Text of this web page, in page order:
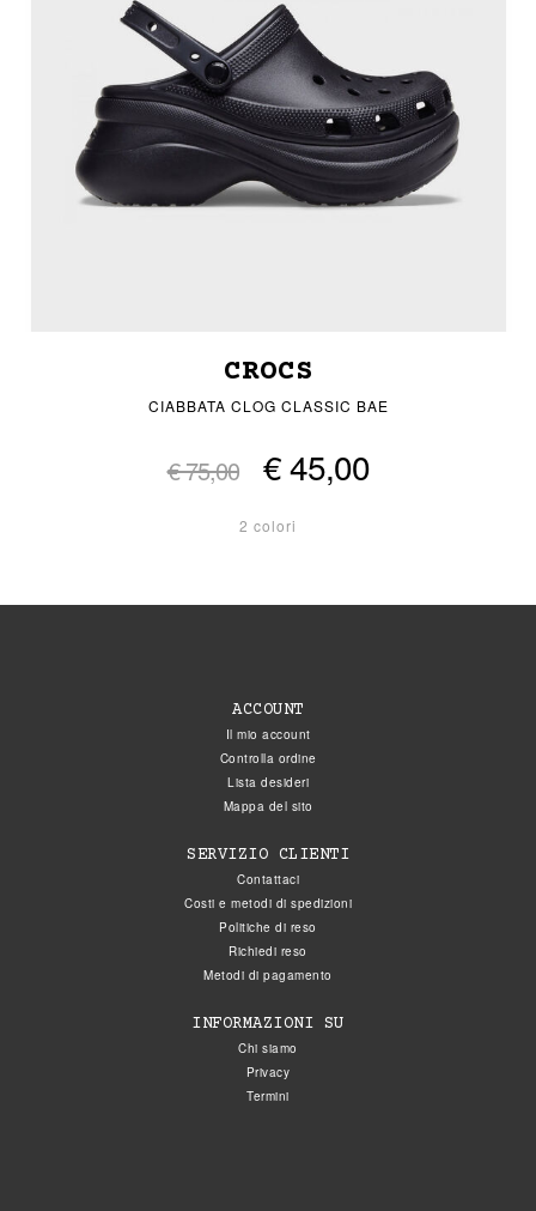
CROCS
CIABBATA CLOG CLASSIC BAE
€ 75,00 € 45,00
2 colori
ACCOUNT
Il mio account
Controlla ordine
Lista desideri
Mappa del sito
SERVIZIO CLIENTI
Contattaci
Costi e metodi di spedizioni
Politiche di reso
Richiedi reso
Metodi di pagamento
INFORMAZIONI SU
Chi siamo
Privacy
Termini